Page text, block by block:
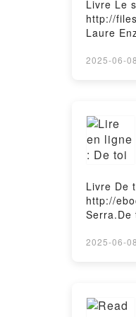
Livre Le
http://
Laure
Smacs
2025-06-08
Livre De
http://
Serra.De
moi (with
2025-06-08